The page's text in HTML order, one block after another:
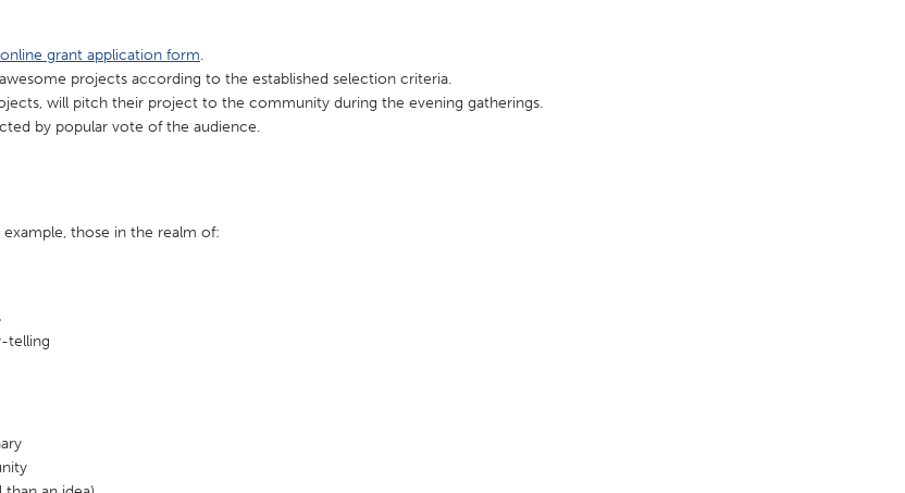
grant application form.
projects according to the established selection criteria.
will pitch their project to the community during the evening gatherings.
by popular vote of the audience.
those in the realm of:
telling